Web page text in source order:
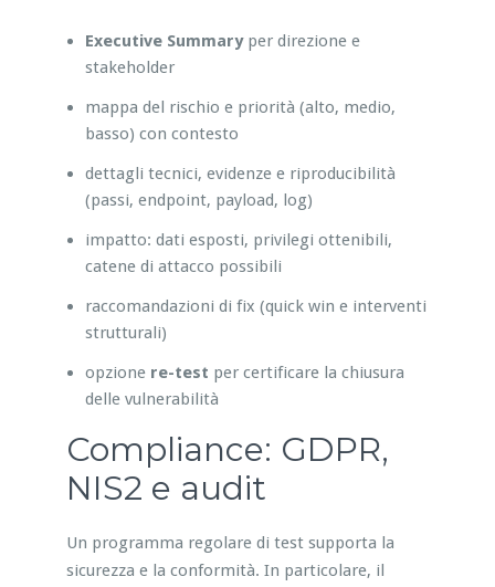
Executive Summaryper direzione e
stakeholder
mappa del rischio e priorità (alto, medio,
basso) con contesto
dettagli tecnici, evidenze e riproducibilità
(passi, endpoint, payload, log)
impatto: dati esposti, privilegi ottenibili,
catene di attacco possibili
raccomandazioni di fix (quick win e interventi
strutturali)
opzione re-test per certificare la chiusura
delle vulnerabilità
Compliance: GDPR,
NIS2 e audit
Un programma regolare di test supporta la
sicurezza e la conformità. In particolare, il